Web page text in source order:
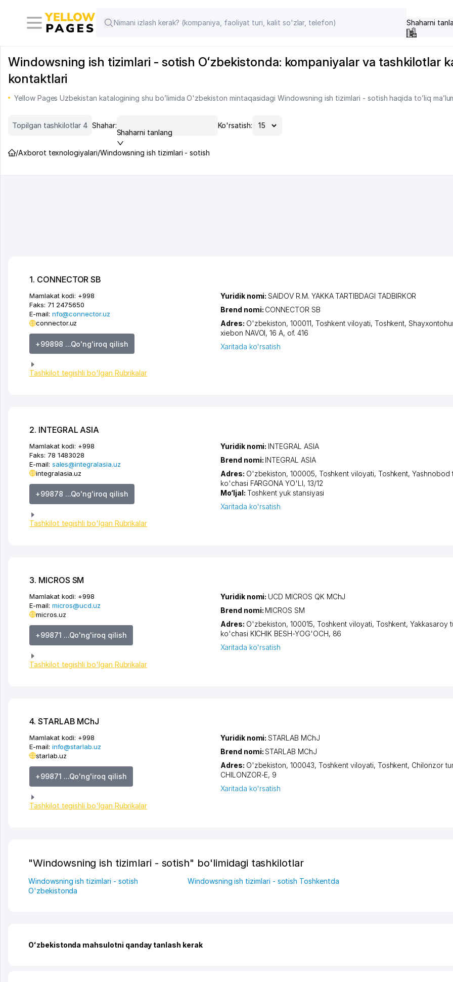
Shaharni
Windowsning ish tizimlari - sotish Oʻzbekistonda: kompaniyalar va tashkilotlar
kontaktlari
Yellow Pages Uzbekistan katalogining shu bo’limida O'zbekiston mintaqasidagi Windowsning ish tizimlari - sotish haqida to’liq
Topilgan tashkilotlar 4 Shahar:
Shaharni tanlang
Ko'rsatish:
/Axborot texnologiyalari/Windowsning ish tizimlari - sotish
1. CONNECTOR SB
Mamlakat kodi: +998
Faks: 71 2475650
E-mail: nfo@connector.uz
connector.uz
+99898 ...Qo'ng'iroq qilish
Tashkilot tegishli bo'lgan Rubrikalar
Yuridik nomi:SAIDOV R.M. YAKKA TARTIBDAGI TADBIRKOR
Brend nomi: CONNECTOR SB
Adres: O'zbekiston, 100011, Toshkent viloyati, Toshkent,
xiеbon NAVOI, 16 A, of. 416
Xaritada ko'rsatish
2. INTEGRAL ASIA
Mamlakat kodi: +998
Faks: 78 1483028
E-mail: sales@integralasia.uz
integralasia.uz
+99878 ...Qo'ng'iroq qilish
Tashkilot tegishli bo'lgan Rubrikalar
Yuridik nomi: INTEGRAL ASIA
Brend nomi: INTEGRAL ASIA
Adres: O'zbekiston, 100005, Toshkent viloyati, Toshkent,Yashnobod
ko'chasi FARGONA YO'LI, 13/12
Mo‘ljal: Toshkent yuk stansiyasi
Xaritada ko'rsatish
3. MICROS SM
Mamlakat kodi: +998
E-mail: micros@ucd.uz
micros.uz
+99871 ...Qo'ng'iroq qilish
Tashkilot tegishli bo'lgan Rubrikalar
Yuridik nomi: UCD MICROS QK MChJ
Brend nomi: MICROS SM
Adres: O'zbekiston, 100015, Toshkent viloyati, Toshkent,Yakkasaroy
ko'chasi KICHIK BESH-YOG'OCH, 86
Xaritada ko'rsatish
4. STARLAB MChJ
Mamlakat kodi: +998
E-mail: info@starlab.uz
starlab.uz
+99871 ...Qo'ng'iroq qilish
Tashkilot tegishli bo'lgan Rubrikalar
Yuridik nomi:STARLAB MChJ
Brend nomi:STARLAB MChJ
Adres: O'zbekiston, 100043, Toshkent viloyati, Toshkent, Chilonzor
CHILONZOR-E, 9
Xaritada ko'rsatish
"Windowsning ish tizimlari - sotish" bo'limidagi tashkilotlar
Windowsning ish tizimlari - sotish
O'zbekistonda
Windowsning ish tizimlari - sotish Toshkentda
Oʻzbekistonda mahsulotni qanday tanlash kerak